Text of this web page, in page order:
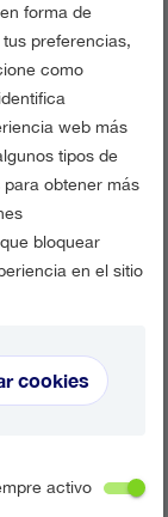
forma de
preferencias,
como
web más
tipos de
obtener más
bloquear
en el sitio
cookies
activo